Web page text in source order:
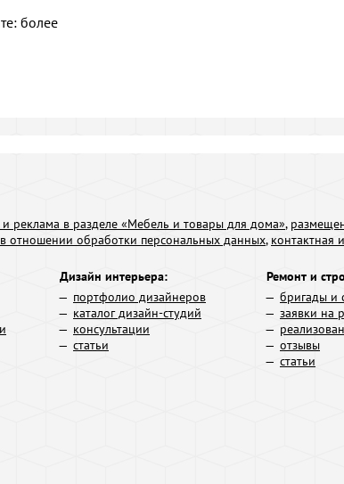
более
реклама в разделе «Мебель и товары для дома»,
отношении обработки персональных данных, контактная
Дизайн интерьера:
портфолио дизайнеров
каталог дизайн-студий
консультации
статьи
Ремонт и
бригады и
заявки на
отзывы
статьи